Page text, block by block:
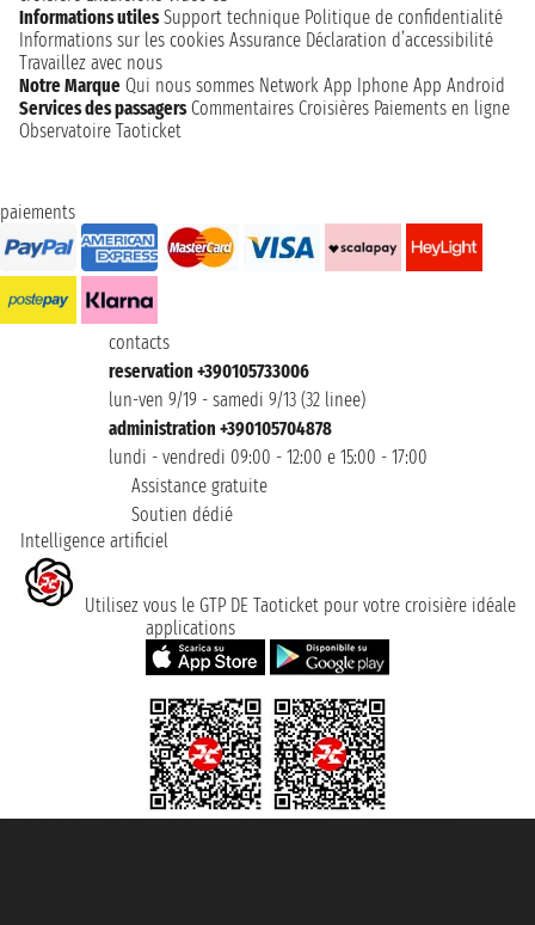
Informations utiles Support technique Politique de confidentialité
Informations sur les cookies Assurance Déclaration d’accessibilité
Travaillez avec nous
Notre Marque Qui nous sommes Network App Iphone App Android
Services des passagers Commentaires Croisières Paiements en ligne
Observatoire Taoticket
paiements
contacts
reservation +390105733006
lun-ven 9/19 - samedi 9/13 (32 linee)
administration +390105704878
lundi - vendredi 09:00 - 12:00 e 15:00 - 17:00
Assistance gratuite
Soutien dédié
Intelligence artificiel
Utilisez vous le GTP DE Taoticket pour votre croisière idéale
applications